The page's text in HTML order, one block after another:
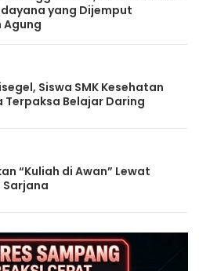
yang Dijemput
Agung
Siswa SMK Kesehatan
Terpaksa Belajar Daring
“Kuliah di Awan” Lewat
Sarjana